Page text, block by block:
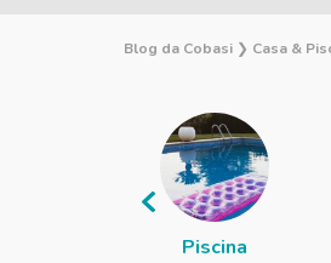
Blog da Cobasi ❯ Casa &
Piscina